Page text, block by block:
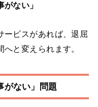
ない」
ービスがあれば、退屈
と変えられます。
がない」問題